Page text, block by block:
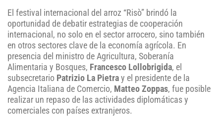
El festival internacional del arroz “Risò” brindó la
oportunidad de debatir estrategias de cooperación
internacional, no solo en el sector arrocero, sino también
en otros sectores clave de la economía agrícola. En
presencia del ministro de Agricultura, Soberanía
Alimentaria y Bosques, Francesco Lollobrigida, el
subsecretario Patrizio La Pietra y el presidente de la
Agencia Italiana de Comercio, Matteo Zoppas, fue posible
realizar un repaso de las actividades diplomáticas y
comerciales con países extranjeros.